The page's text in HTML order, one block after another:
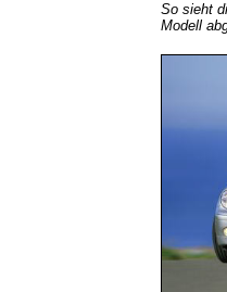
So sieht
Modell